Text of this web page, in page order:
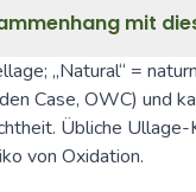
mit
„Natural“ =
Case, OWC) und
Übliche
von Oxidation.